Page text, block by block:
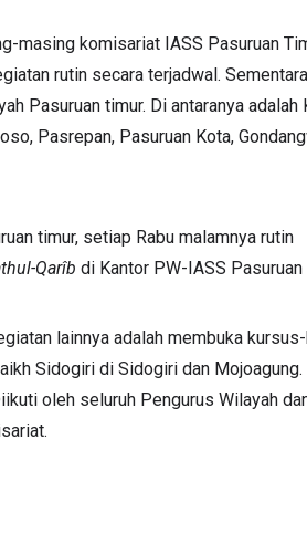
masing komisariat IASS Pasuruan
rutin secara terjadwal.
Pasuruan timur. Di antaranya adalah
Pasrepan, Pasuruan Kota,
timur, setiap Rabu malamnya rutin
Qarîb di Kantor PW-IASS Pasuruan
lainnya adalah membuka
Sidogiri di Sidogiri dan Mojoagung.
oleh seluruh Pengurus Wilayah